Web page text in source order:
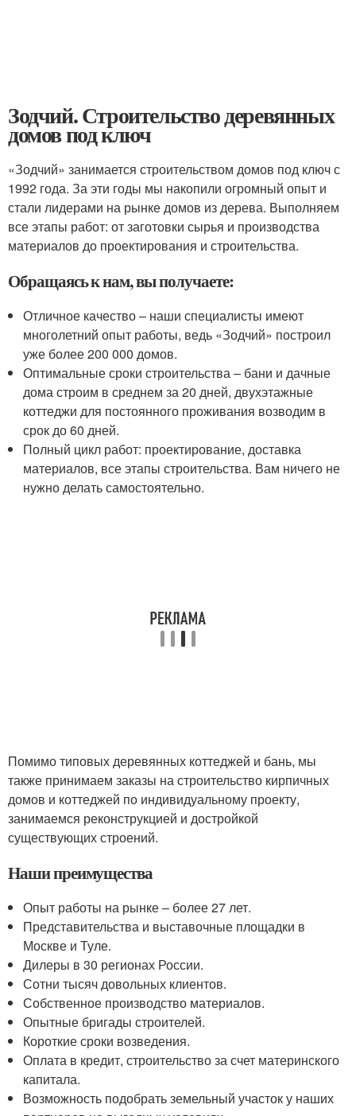
Зодчий. Строительство деревянных
домов под ключ
«Зодчий» занимается строительством домов под ключ с
1992 года. За эти годы мы накопили огромный опыт и
стали лидерами на рынке домов из дерева. Выполняем
все этапы работ: от заготовки сырья и производства
материалов до проектирования и строительства.
Обращаясь к нам, вы получаете:
Отличное качество – наши специалисты имеют
многолетний опыт работы, ведь «Зодчий» построил
уже более 200 000 домов.
Оптимальные сроки строительства – бани и дачные
дома строим в среднем за 20 дней, двухэтажные
коттеджи для постоянного проживания возводим в
срок до 60 дней.
Полный цикл работ: проектирование, доставка
материалов, все этапы строительства. Вам ничего не
нужно делать самостоятельно.
Помимо типовых деревянных коттеджей и бань, мы
также принимаем заказы на строительство кирпичных
домов и коттеджей по индивидуальному проекту,
занимаемся реконструкцией и достройкой
существующих строений.
Наши преимущества
Опыт работы на рынке – более 27 лет.
Представительства и выставочные площадки в
Москве и Туле.
Дилеры в 30 регионах России.
Сотни тысяч довольных клиентов.
Собственное производство материалов.
Опытные бригады строителей.
Короткие сроки возведения.
Оплата в кредит, строительство за счет материнского
капитала.
Возможность подобрать земельный участок у наших